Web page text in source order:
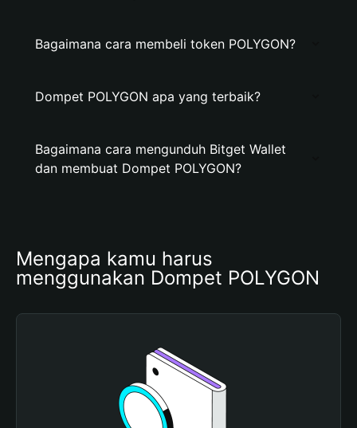
Bagaimana cara membeli token POLYGON?
Dompet POLYGON apa yang terbaik?
Bagaimana cara mengunduh Bitget Wallet
dan membuat Dompet POLYGON?
Mengapa kamu harus
menggunakan Dompet POLYGON